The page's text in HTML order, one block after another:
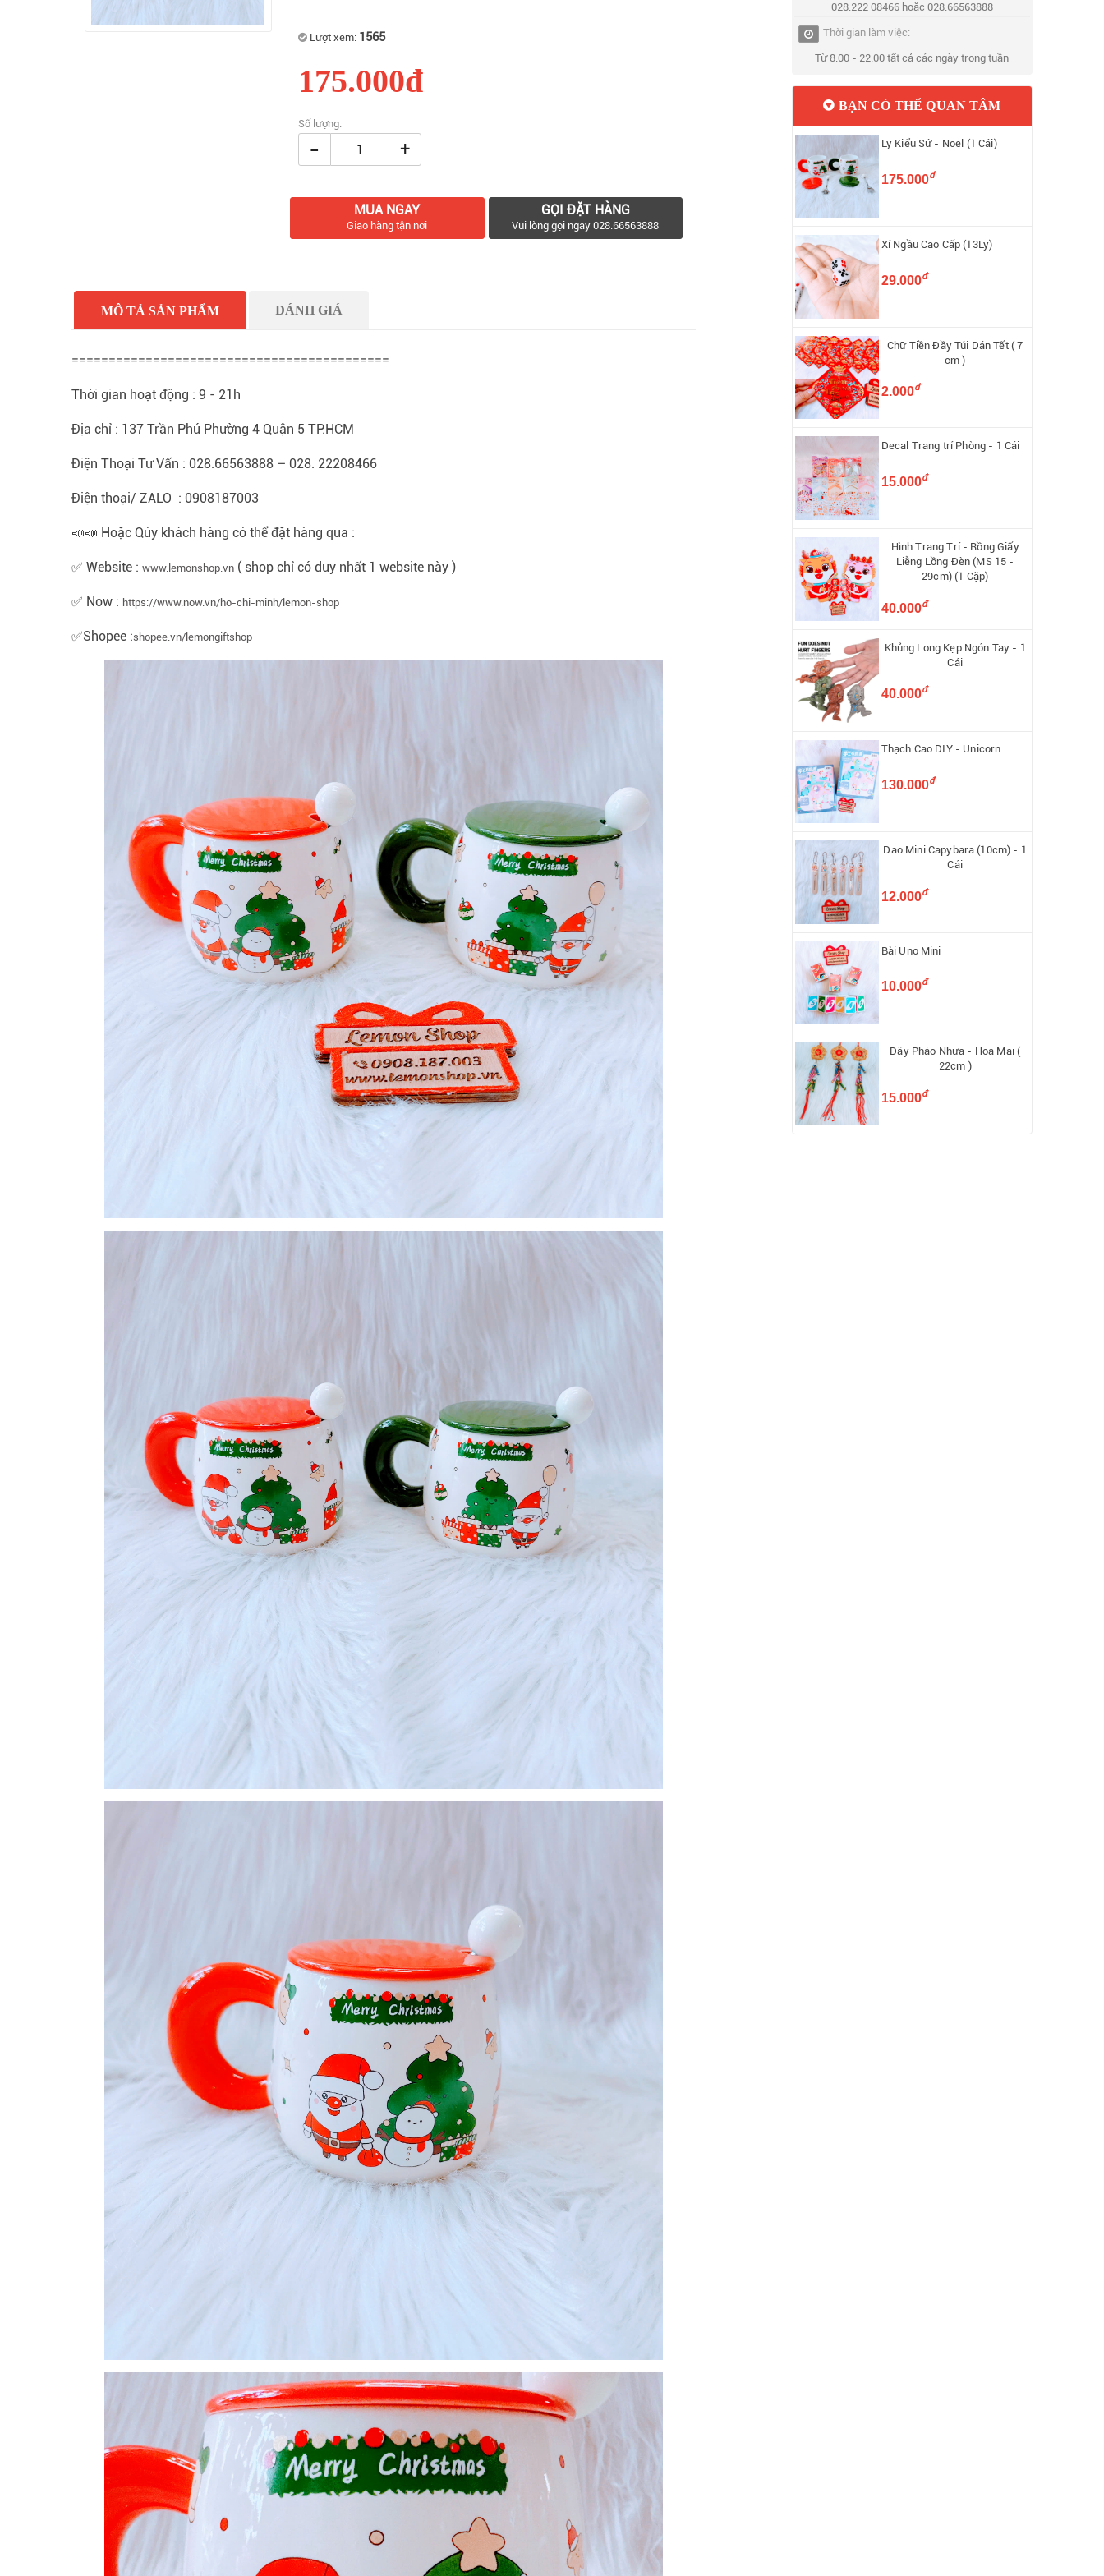
Lượt xem: 1565
175.000đ
Số lượng:
- +
MUA NGAY
Giao hàng tận nơi
GỌI ĐẶT HÀNG
Vui lòng gọi ngay 028.66563888
MÔ TẢ SẢN PHẨM ĐÁNH GIÁ
===========================================
Thời gian hoạt động : 9 - 21h
Địa chỉ : 137 Trần Phú Phường 4 Quận 5 TP.HCM
Điện Thoại Tư Vấn : 028.66563888 – 028. 22208466
Điện thoại/ ZALO : 0908187003
📣📣 Hoặc Qúy khách hàng có thể đặt hàng qua :
✅ Website :www.lemonshop.vn ( shop chỉ có duy nhất 1 website này )
✅ Now : https://www.now.vn/ho-chi-minh/lemon-shop
✅Shopee :shopee.vn/lemongiftshop
028.222 08466 hoặc 028.66563888
Thời gian làm việc:
Từ 8.00 - 22.00 tất cả các ngày trong tuần
BẠN CÓ THỂ QUAN TÂM
Ly Kiểu Sứ - Noel (1 Cái)
175.000đ
Xí Ngầu Cao Cấp (13Ly)
29.000đ
Chữ Tiền Đầy Túi Dán Tết ( 7
cm )
2.000đ
Decal Trang trí Phòng - 1 Cái
15.000đ
Hình Trang Trí - Rồng Giấy
Liễng Lồng Đèn (MS 15 -
29cm) (1 Cặp)
40.000đ
Khủng Long Kẹp Ngón Tay - 1
Cái
40.000đ
Thạch Cao DIY - Unicorn
130.000đ
Dao Mini Capybara (10cm) - 1
Cái
12.000đ
Bài Uno Mini
10.000đ
Dây Pháo Nhựa - Hoa Mai (
22cm )
15.000đ